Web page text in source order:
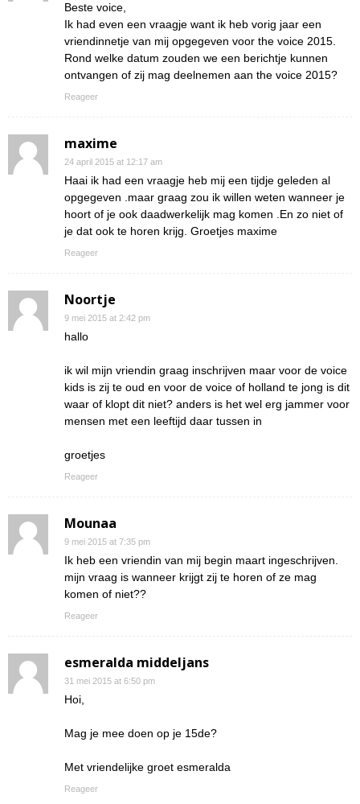
Beste voice,
Ik had even een vraagje want ik heb vorig jaar een
vriendinnetje van mij opgegeven voor the voice 2015.
Rond welke datum zouden we een berichtje kunnen
ontvangen of zij mag deelnemen aan the voice 2015?
Reageer
maxime
24 april 2015 at 12:17 am
Haai ik had een vraagje heb mij een tijdje geleden al
opgegeven .maar graag zou ik willen weten wanneer je
hoort of je ook daadwerkelijk mag komen .En zo niet of
je dat ook te horen krijg. Groetjes maxime
Reageer
Noortje
9 mei 2015 at 2:42 pm
hallo
ik wil mijn vriendin graag inschrijven maar voor de voice
kids is zij te oud en voor de voice of holland te jong is dit
waar of klopt dit niet? anders is het wel erg jammer voor
mensen met een leeftijd daar tussen in
groetjes
Reageer
Mounaa
9 mei 2015 at 7:35 pm
Ik heb een vriendin van mij begin maart ingeschrijven.
mijn vraag is wanneer krijgt zij te horen of ze mag
komen of niet??
Reageer
esmeralda middeljans
31 mei 2015 at 6:50 pm
Hoi,
Mag je mee doen op je 15de?
Met vriendelijke groet esmeralda
Reageer